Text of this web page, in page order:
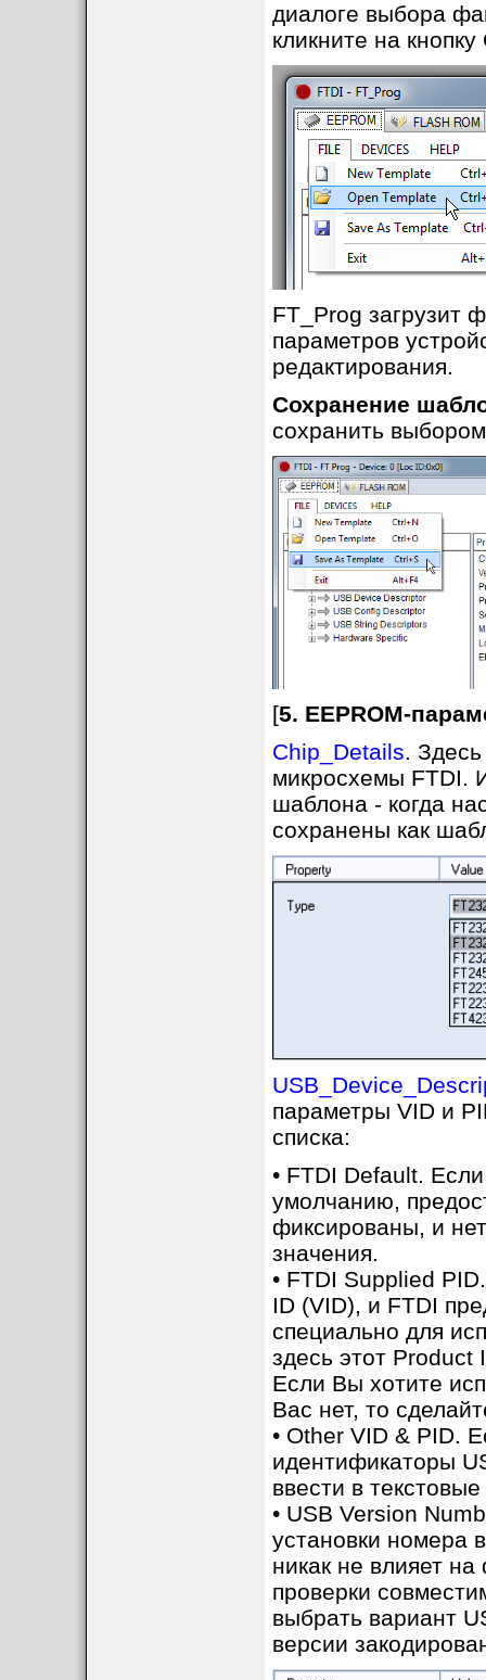
диалоге выбора
кликните на
FT_Prog загрузит
параметров
редактирования.
Сохранение
сохранить
[5. EEPROM-
Chip_Details.
микросхемы FTDI.
шаблона - когда
сохранены как
параметры VID и
списка:
• FTDI Default.
умолчанию,
фиксированы, и
значения.
• FTDI Supplied
ID (VID), и FTDI
специально для
здесь этот
Если Вы хотите
Вас нет, то
• Other VID & PID.
идентификаторы
ввести в
• USB Version
установки номера
никак не влияет
проверки
выбрать вариант
версии